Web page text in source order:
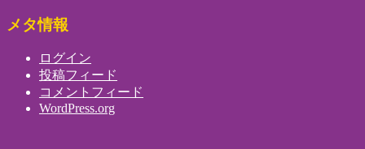
メタ情報
ログイン
投稿フィード
コメントフィード
WordPress.org